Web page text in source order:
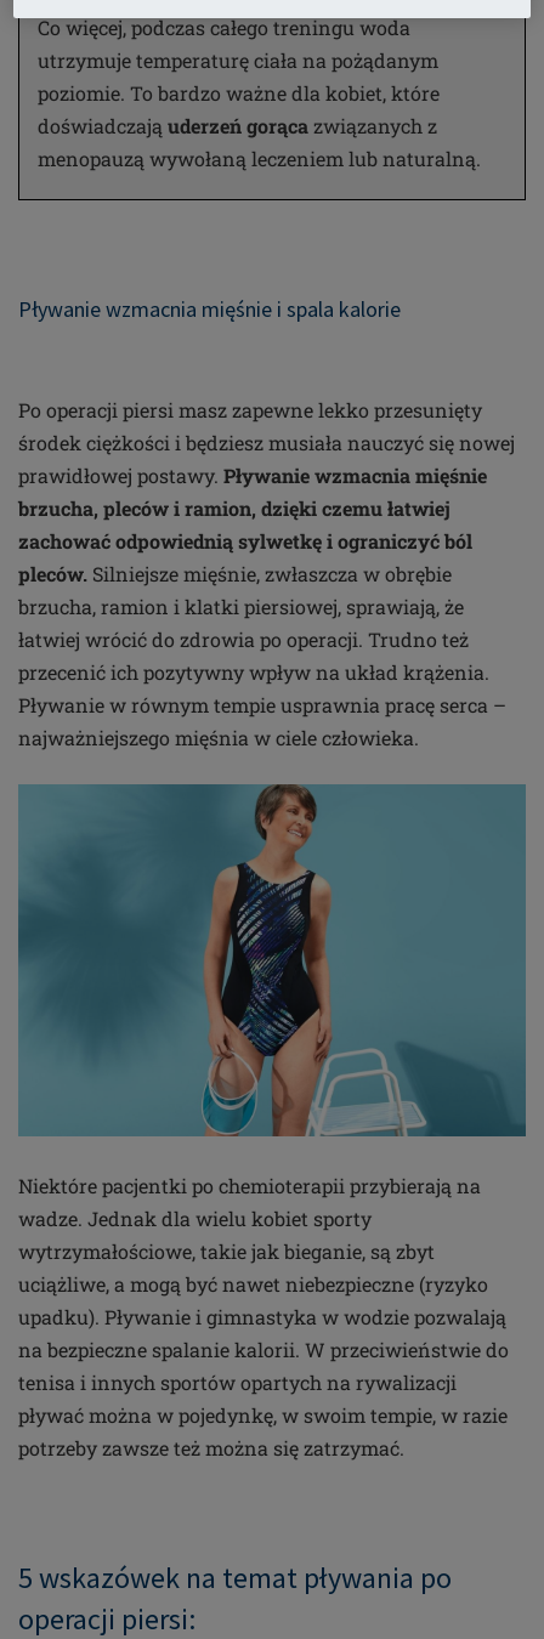
Co więcej, podczas całego treningu woda
utrzymuje temperaturę ciała na pożądanym
poziomie. To bardzo ważne dla kobiet, które
doświadczają uderzeń gorąca związanych z
menopauzą wywołaną leczeniem lub naturalną.
Pływanie wzmacnia mięśnie i spala kalorie
Po operacji piersi masz zapewne lekko przesunięty
środek ciężkości i będziesz musiała nauczyć się nowej
prawidłowej postawy. Pływanie wzmacnia mięśnie
brzucha, pleców i ramion, dzięki czemu łatwiej
zachować odpowiednią sylwetkę i ograniczyć ból
pleców. Silniejsze mięśnie, zwłaszcza w obrębie
brzucha, ramion i klatki piersiowej, sprawiają, że
łatwiej wrócić do zdrowia po operacji. Trudno też
przecenić ich pozytywny wpływ na układ krążenia.
Pływanie w równym tempie usprawnia pracę serca –
najważniejszego mięśnia w ciele człowieka.
Niektóre pacjentki po chemioterapii przybierają na
wadze. Jednak dla wielu kobiet sporty
wytrzymałościowe, takie jak bieganie, są zbyt
uciążliwe, a mogą być nawet niebezpieczne (ryzyko
upadku). Pływanie i gimnastyka w wodzie pozwalają
na bezpieczne spalanie kalorii. W przeciwieństwie do
tenisa i innych sportów opartych na rywalizacji
pływać można w pojedynkę, w swoim tempie, w razie
potrzeby zawsze też można się zatrzymać.
5 wskazówek na temat pływania po
operacji piersi: